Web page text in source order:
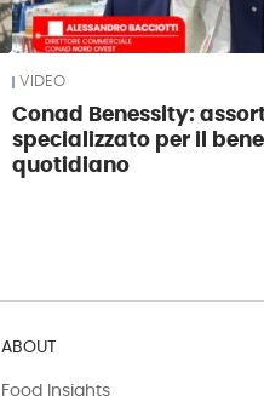
VIDEO
Conad Benessity:
specializzato per il
quotidiano
ABOUT
Food Insights